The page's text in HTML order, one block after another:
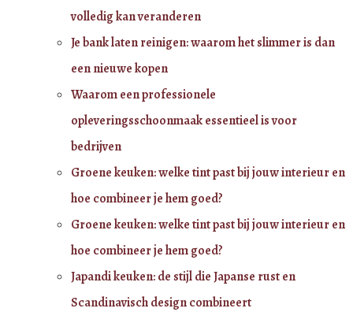
volledig kan veranderen
Je bank laten reinigen: waarom het slimmer is dan
een nieuwe kopen
Waarom een professionele
opleveringsschoonmaak essentieel is voor
bedrijven
Groene keuken: welke tint past bij jouw interieur en
hoe combineer je hem goed?
Groene keuken: welke tint past bij jouw interieur en
hoe combineer je hem goed?
Japandi keuken: de stijl die Japanse rust en
Scandinavisch design combineert